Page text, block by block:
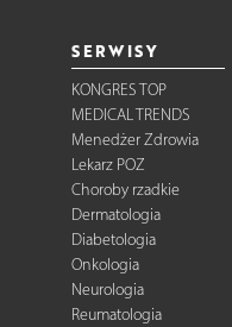
SERWISY
KONGRES TOP
MEDICAL TRENDS
Menedżer Zdrowia
Lekarz POZ
Choroby rzadkie
Dermatologia
Diabetologia
Onkologia
Neurologia
Reumatologia